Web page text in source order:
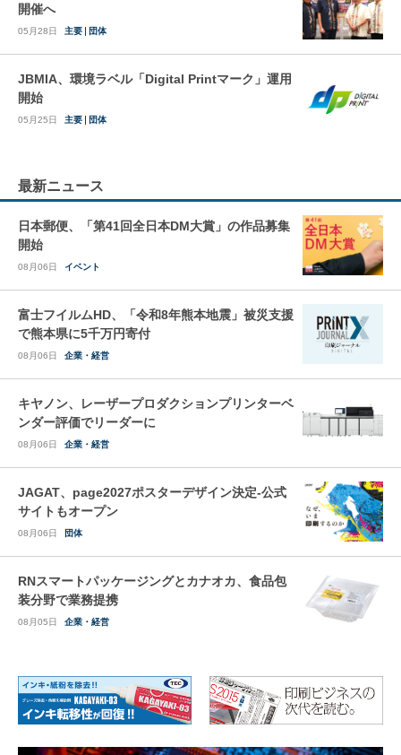
開催へ
05月28日 主要 団体
JBMIA、環境ラベル「Digital Printマーク」運用
開始
05月25日 主要 団体
最新ニュース
日本郵便、「第41回全日本DM大賞」の作品募集
開始
08月06日 イベント
富士フイルムHD、「令和8年熊本地震」被災支援
で熊本県に5千万円寄付
08月06日 企業・経営
キヤノン、レーザープロダクションプリンターベ
ンダー評価でリーダーに
08月06日 企業・経営
JAGAT、page2027ポスターデザイン決定-公式
サイトもオープン
08月06日 団体
RNスマートパッケージングとカナオカ、食品包
装分野で業務提携
08月05日 企業・経営